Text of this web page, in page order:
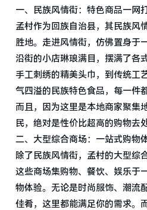
一、民族风情街：特色商品一网
孟村作为回族自治县，其民族风
胜地。走进风情街，仿佛置身于
沿街的小店琳琅满目，摆满了各
手工刺绣的精美头巾，到传统工
气四溢的民族特色食品，每一件
而且，因为这里是本地商家聚集
民，绝对是性价比超高的购物去处
二、大型综合商场：一站式购物
除了民族风情街，孟村的大型综
这些商场集购物、餐饮、娱乐于
物体验。无论是时尚服饰、潮流
佳肴，这里都能满足你的需求。